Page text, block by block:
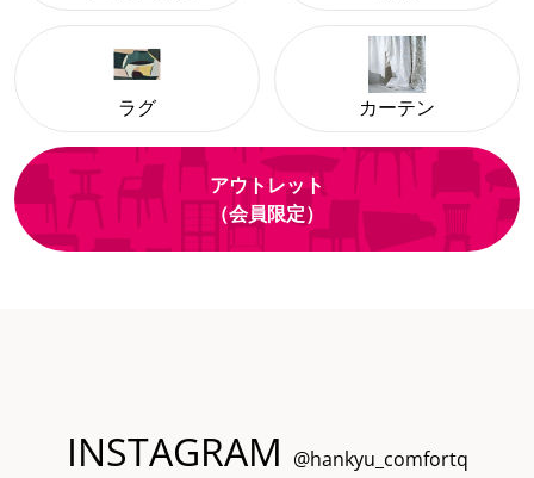
ラグ カーテン
アウトレット
（会員限定）
INSTAGRAM @hankyu_comfortq